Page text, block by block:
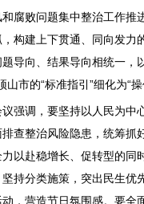
腐败问题集中整治工作推
构建上下贯通、同向发
导向、结果导向相统一
山市的“标准指引”细化为
强调，要坚持以人民为
查整治风险隐患，统筹
以赴稳增长、促转型的
持分类施策，突出民生
，营造节日氛围感。要全